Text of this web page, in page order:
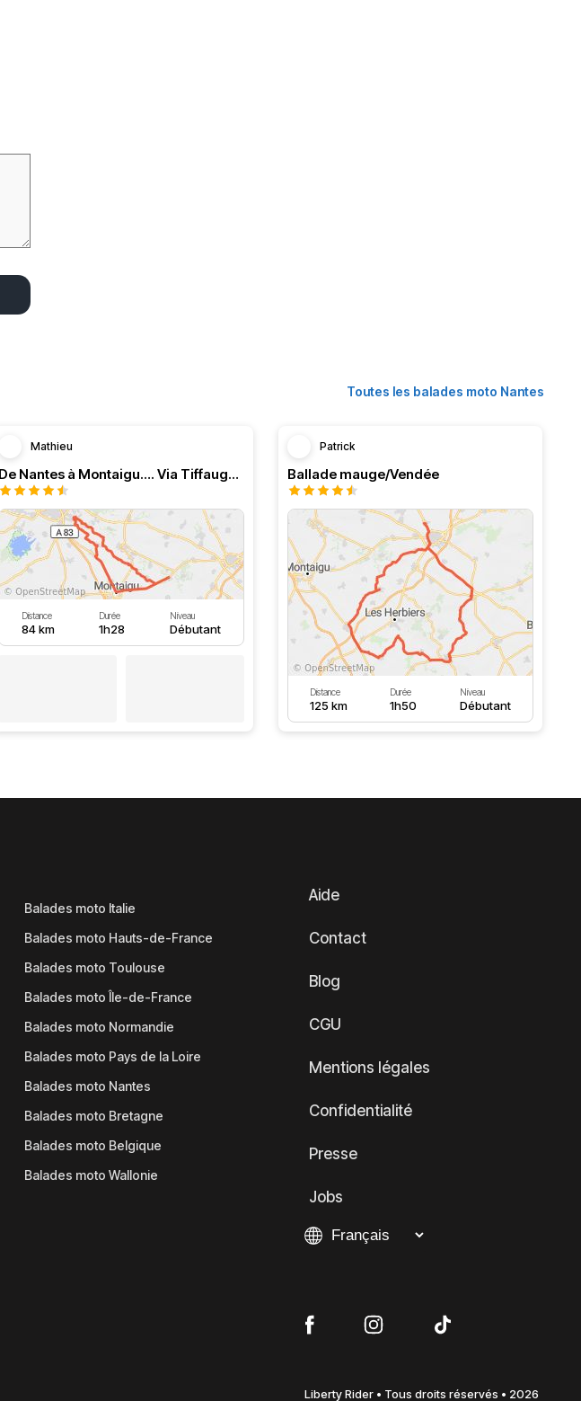
Toutes les balades moto Nantes
Mathieu
De Nantes à Montaigu…. Via Tiffauge :)
Distance
84 km
Durée
1h28
Niveau
Débutant
Patrick
Ballade mauge/Vendée
Distance
125 km
Durée
1h50
Niveau
Débutant
Balades moto Italie
Balades moto Hauts-de-France
Balades moto Toulouse
Balades moto Île-de-France
Balades moto Normandie
Balades moto Pays de la Loire
Balades moto Nantes
Balades moto Bretagne
Balades moto Belgique
Balades moto Wallonie
Aide
Contact
Blog
CGU
Mentions légales
Confidentialité
Presse
Jobs
Liberty Rider • Tous droits réservés • 2026